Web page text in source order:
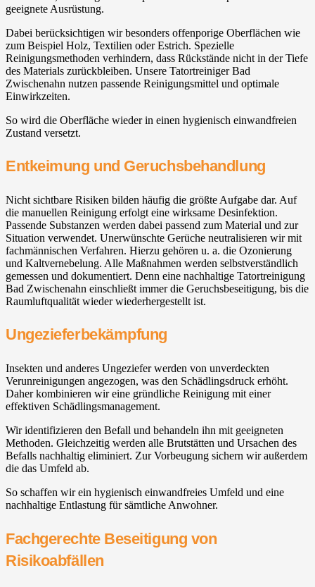
geeignete Ausrüstung.
Dabei berücksichtigen wir besonders offenporige Oberflächen wie
zum Beispiel Holz, Textilien oder Estrich. Spezielle
Reinigungsmethoden verhindern, dass Rückstände nicht in der Tiefe
des Materials zurückbleiben. Unsere Tatortreiniger Bad
Zwischenahn⁠ nutzen passende Reinigungsmittel und optimale
Einwirkzeiten.
So wird die Oberfläche wieder in einen hygienisch einwandfreien
Zustand versetzt.
Entkeimung und Geruchsbehandlung
Nicht sichtbare Risiken bilden häufig die größte Aufgabe dar. Auf
die manuellen Reinigung erfolgt eine wirksame Desinfektion.
Passende Substanzen werden dabei passend zum Material und zur
Situation verwendet. Unerwünschte Gerüche neutralisieren wir mit
fachmännischen Verfahren. Hierzu gehören u. a. die Ozonierung
und Kaltvernebelung. Alle Maßnahmen werden selbstverständlich
gemessen und dokumentiert. Denn eine nachhaltige Tatortreinigung
Bad Zwischenahn⁠ einschließt immer die Geruchsbeseitigung, bis die
Raumluftqualität wieder wiederhergestellt ist.
Ungezieferbekämpfung
Insekten und anderes Ungeziefer werden von unverdeckten
Verunreinigungen angezogen, was den Schädlingsdruck erhöht.
Daher kombinieren wir eine gründliche Reinigung mit einer
effektiven Schädlingsmanagement.
Wir identifizieren den Befall und behandeln ihn mit geeigneten
Methoden. Gleichzeitig werden alle Brutstätten und Ursachen des
Befalls nachhaltig eliminiert. Zur Vorbeugung sichern wir außerdem
die das Umfeld ab.
So schaffen wir ein hygienisch einwandfreies Umfeld und eine
nachhaltige Entlastung für sämtliche Anwohner.
Fachgerechte Beseitigung von
Risikoabfällen